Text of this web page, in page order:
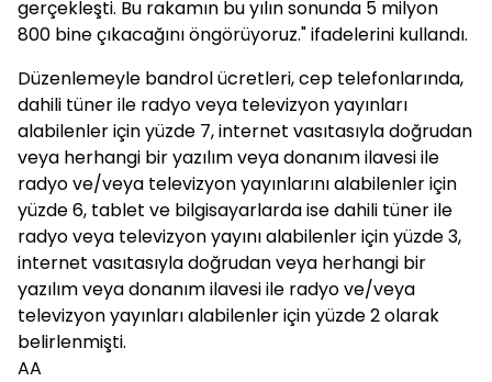
gerçekleşti. Bu rakamın bu yılın sonunda 5 milyon
800 bine çıkacağını öngörüyoruz." ifadelerini kullandı.
Düzenlemeyle bandrol ücretleri, cep telefonlarında,
dahili tüner ile radyo veya televizyon yayınları
alabilenler için yüzde 7, internet vasıtasıyla doğrudan
veya herhangi bir yazılım veya donanım ilavesi ile
radyo ve/veya televizyon yayınlarını alabilenler için
yüzde 6, tablet ve bilgisayarlarda ise dahili tüner ile
radyo veya televizyon yayını alabilenler için yüzde 3,
internet vasıtasıyla doğrudan veya herhangi bir
yazılım veya donanım ilavesi ile radyo ve/veya
televizyon yayınları alabilenler için yüzde 2 olarak
belirlenmişti.
AA